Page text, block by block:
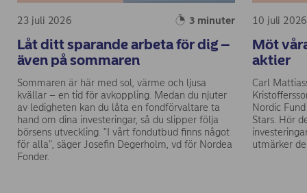
23 juli 2026 3 minuter
Låt ditt sparande arbeta för dig –
även på sommaren
Sommaren är här med sol, värme och ljusa
kvällar – en tid för avkoppling. Medan du njuter
av ledigheten kan du låta en fondförvaltare ta
hand om dina investeringar, så du slipper följa
börsens utveckling. "I vårt fondutbud finns något
för alla", säger Josefin Degerholm, vd för Nordea
Fonder.
10 juli 2026
Möt
aktier
Carl
Nordic
Stars. Hör
utmärker